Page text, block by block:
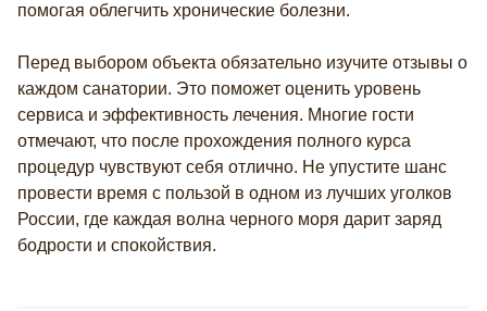
помогая облегчить хронические болезни.
Перед выбором объекта обязательно изучите отзывы о
каждом санатории. Это поможет оценить уровень
сервиса и эффективность лечения. Многие гости
отмечают, что после прохождения полного курса
процедур чувствуют себя отлично. Не упустите шанс
провести время с пользой в одном из лучших уголков
России, где каждая волна черного моря дарит заряд
бодрости и спокойствия.